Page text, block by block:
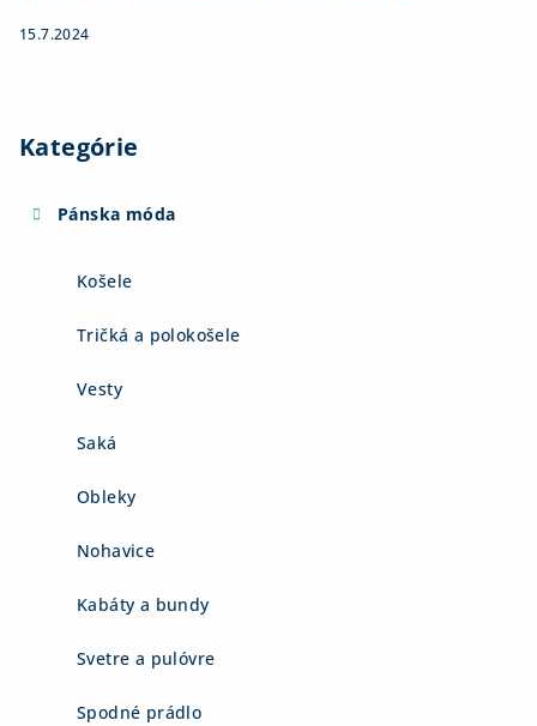
15.7.2024
Kategórie
Pánska móda
Košele
Tričká a polokošele
Vesty
Saká
Obleky
Nohavice
Kabáty a bundy
Svetre a pulóvre
Spodné prádlo